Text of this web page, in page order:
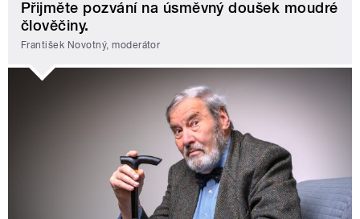
Přijměte pozvání na úsměvný doušek moudré
člověčiny.
František Novotný, moderátor